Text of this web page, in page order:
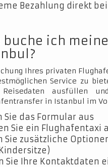
Bezahlung direkt
buche ich
Ihres privaten
Service zu
ausfüllen
in Istanbul im
Sie das Formular aus
Sie ein Flughafentaxi
Sie zusätzliche
Sie Ihre Kontaktdaten